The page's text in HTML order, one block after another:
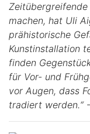
Zeitübergreifende
machen, hat Uli
prähistorische
Kunstinstallation
finden
für Vor- und
vor Augen, dass
tradiert werden.“